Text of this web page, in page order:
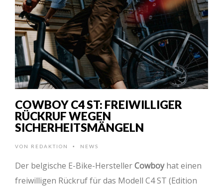
COWBOY C4 ST: FREIWILLIGER
RÜCKRUF WEGEN
SICHERHEITSMÄNGELN
VON REDAKTION • NEWS
Der belgische E-Bike-HerstellerCowboyhat einen
freiwilligen Rückruf für das Modell C4 ST (Edition